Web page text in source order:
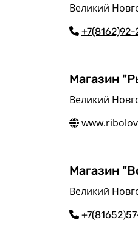
Великий
Магазин
Великий
Магазин
Великий